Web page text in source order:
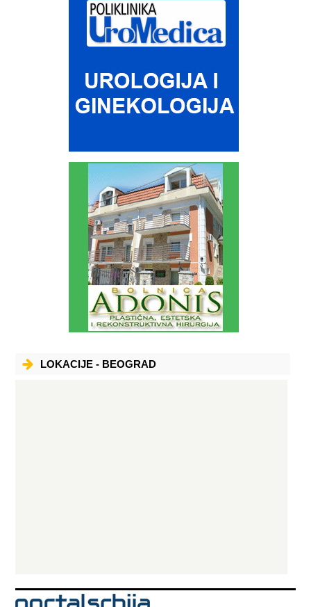
tretmana koji vama lično odgovara i koji osigurava trajne prirodne
rezultate. Zahvaljujući kombinaciji otkrića istraživanja, dijagnostike i
izbora brojnih tretmana omogućavamo primenu najboljih rezultata i
tranu pomoć i podršku. Možete nas kontaktirati putem telefona 066-
012-666 svakim radnim danom od 10 do 16 časova.
LOKACIJE - BEOGRAD